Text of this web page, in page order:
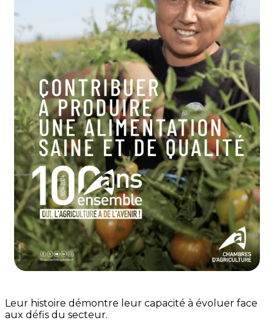
Leur histoire démontre leur capacité à évoluer face
aux défis du secteur.